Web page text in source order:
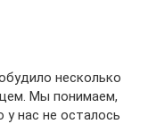
несколько
Мы понимаем,
нас не осталось